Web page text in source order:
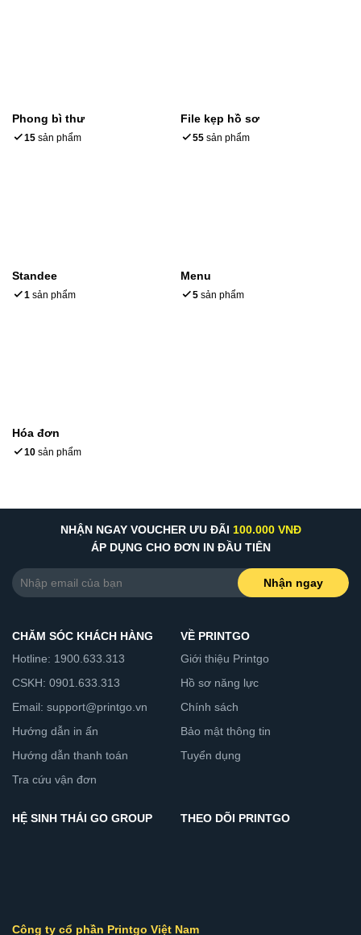
Phong bì thư
15 sản phẩm
File kẹp hồ sơ
55 sản phẩm
Standee
1 sản phẩm
Menu
5 sản phẩm
Hóa đơn
10 sản phẩm
NHẬN NGAY VOUCHER ƯU ĐÃI 100.000 VNĐ
ÁP DỤNG CHO ĐƠN IN ĐẦU TIÊN
Nhận ngay
CHĂM SÓC KHÁCH HÀNG
Hotline: 1900.633.313
CSKH: 0901.633.313
Email: support@printgo.vn
Hướng dẫn in ấn
Hướng dẫn thanh toán
Tra cứu vận đơn
VỀ PRINTGO
Giới thiệu Printgo
Hồ sơ năng lực
Chính sách
Bảo mật thông tin
Tuyển dụng
HỆ SINH THÁI GO GROUP THEO DÕI PRINTGO
Công ty cổ phần Printgo Việt Nam